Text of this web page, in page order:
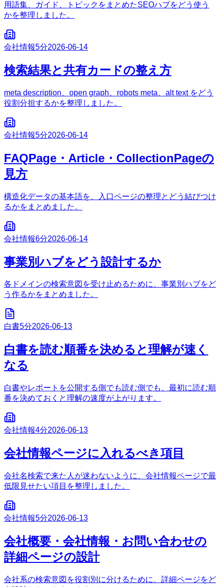
用語集、ガイド、トピックをまとめたSEOハブをどう使う
かを整理しました。
会社情報5分2026-06-14
検索結果と共有カードの整え方
meta description、open graph、robots meta、alt text をどう
役割分担するかを整理しました。
会社情報5分2026-06-14
FAQPage・Article・CollectionPageの
見方
構造化データの基本語を、入口ページの整理とどう結びつけ
るかをまとめました。
会社情報6分2026-06-14
事業別ハブをどう設計するか
各ドメインの検索意図を受け止めるために、事業別ハブをど
う作るかをまとめました。
白書5分2026-06-13
白書を読む順番を決めると理解が速く
なる
白書やレポートを公開する側でも読む側でも、最初に読む順
番を決めておくと理解の速度が上がります。
会社情報4分2026-06-13
会社情報ページに入れるべき項目
会社名検索で来た人が迷わないように、会社情報ページで最
低限見せたい項目を整理しました。
会社情報5分2026-06-13
会社概要・会社情報・お問い合わせの
詳細ページの設計
会社系の検索意図を役割別に分けるために、詳細ページをど